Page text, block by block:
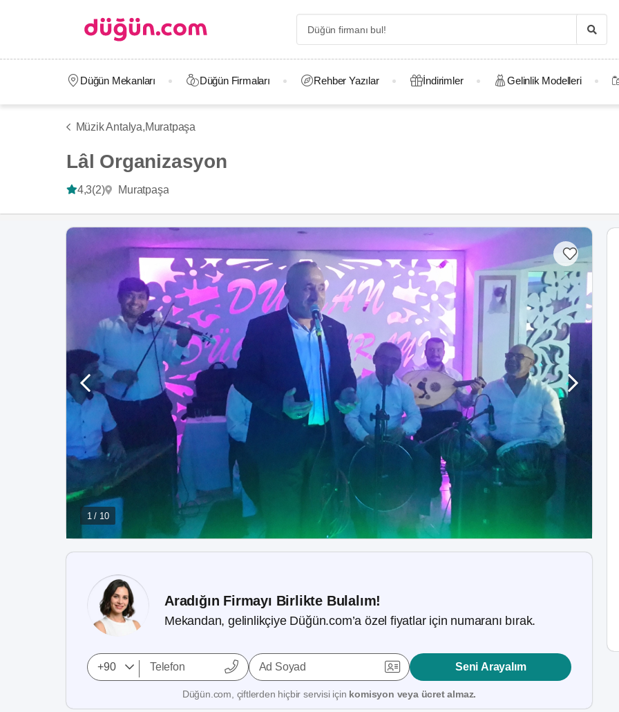
Düğün Mekanları Düğün Firmaları Rehber Yazılar İndirimler Gelinlik Modelleri
Müzik Antalya,Muratpaşa
Lâl Organizasyon
4,3(2) Muratpaşa
1 / 10
Aradığın Firmayı Birlikte Bulalım!
Mekandan, gelinlikçiye Düğün.com’a özel fiyatlar için numaranı bırak.
Ad Soyad Seni Arayalım
Düğün.com, çiftlerden hiçbir servisi için komisyon veya ücret almaz.